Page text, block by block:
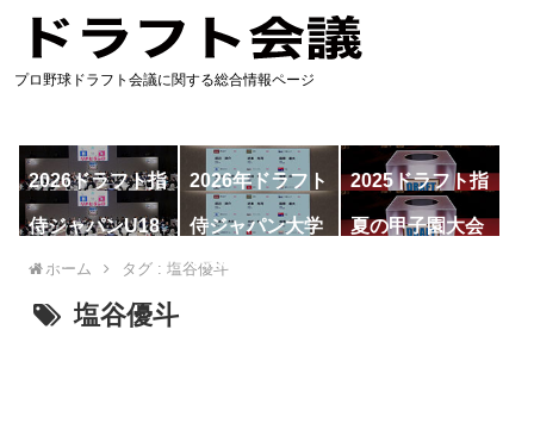
プロ野球ドラフト会議に関する総合情報ページ
2026ドラフト指
名予想
2026年ドラフト
候補
2025ドラフト指
名一覧
侍ジャパンU18
代表
侍ジャパン大学
代表
夏の甲子園大会
ホーム タグ : 塩谷優斗
塩谷優斗